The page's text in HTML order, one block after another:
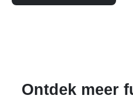
Ontdek meer